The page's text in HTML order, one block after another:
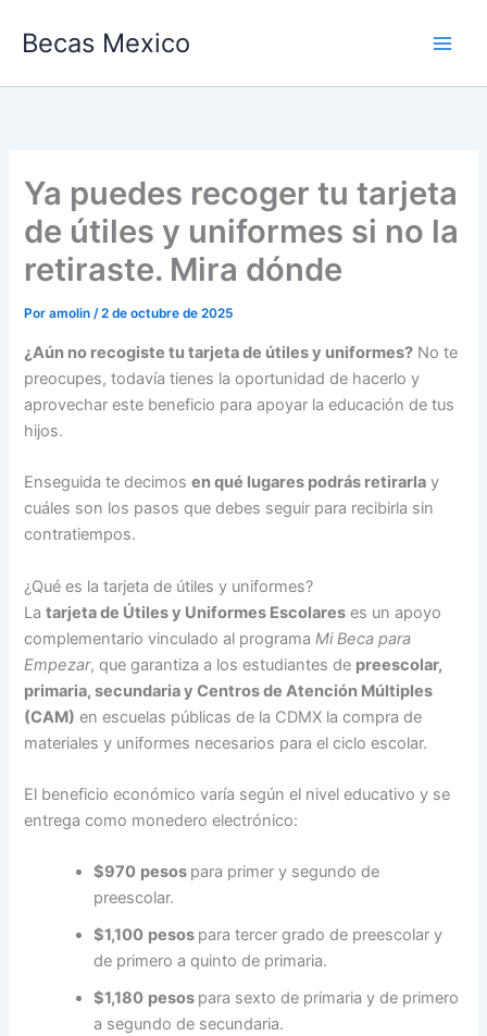
Becas Mexico
Ya puedes recoger tu tarjeta
de útiles y uniformes si no la
retiraste. Mira dónde
Poramolin/2 de octubre de 2025
¿Aún no recogiste tu tarjeta de útiles y uniformes? No te
preocupes, todavía tienes la oportunidad de hacerlo y
aprovechar este beneficio para apoyar la educación de tus
hijos.
Enseguida te decimosen qué lugares podrás retirarla y
cuáles son los pasos que debes seguir para recibirla sin
contratiempos.
¿Qué es la tarjeta de útiles y uniformes?
Latarjeta de Útiles y Uniformes Escolares es un apoyo
complementario vinculado al programa Mi Beca para
Empezar, que garantiza a los estudiantes de preescolar,
primaria, secundaria y Centros de Atención Múltiples
(CAM) en escuelas públicas de la CDMX la compra de
materiales y uniformes necesarios para el ciclo escolar.
El beneficio económico varía según el nivel educativo y se
entrega como monedero electrónico:
$970 pesos para primer y segundo de
preescolar.
$1,100 pesos para tercer grado de preescolar y
de primero a quinto de primaria.
$1,180 pesos para sexto de primaria y de primero
a segundo de secundaria.